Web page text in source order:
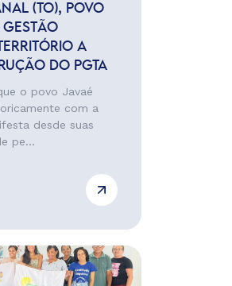
(TO), POVO
GESTÃO
A
DO PGTA
o povo Javaé
com a
desde suas
pe...